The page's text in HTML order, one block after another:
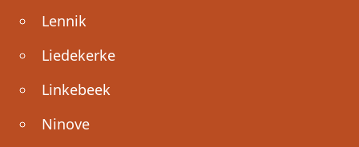
Lennik
Liedekerke
Linkebeek
Ninove